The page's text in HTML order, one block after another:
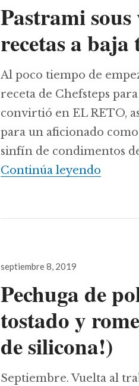
Pastrami sous
recetas a
Al poco tiempo de
receta de Chefsteps
convirtió en EL RETO,
para un aficionado
sinfín de condimentos
Continúa leyendo
Publicado
septiembre 8, 2019
Pechuga de
tostado y
de silicona!)
Septiembre. Vuelta al